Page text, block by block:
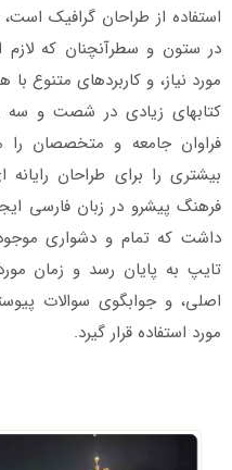
استفاده از طراحان گرافیک
در ستون و سطرآنچنان که
مورد نیاز، و کاربردهای متنوع
کتابهای زیادی در شصت و سه
فراوان جامعه و متخصصان را
بیشتری را برای طراحان
فرهنگ پیشرو در زبان فارسی
داشت که تمام و دشواری
تایپ به پایان رسد و زمان
اصلی، و جوابگوی سوالات
مورد استفاده قرار گیرد.